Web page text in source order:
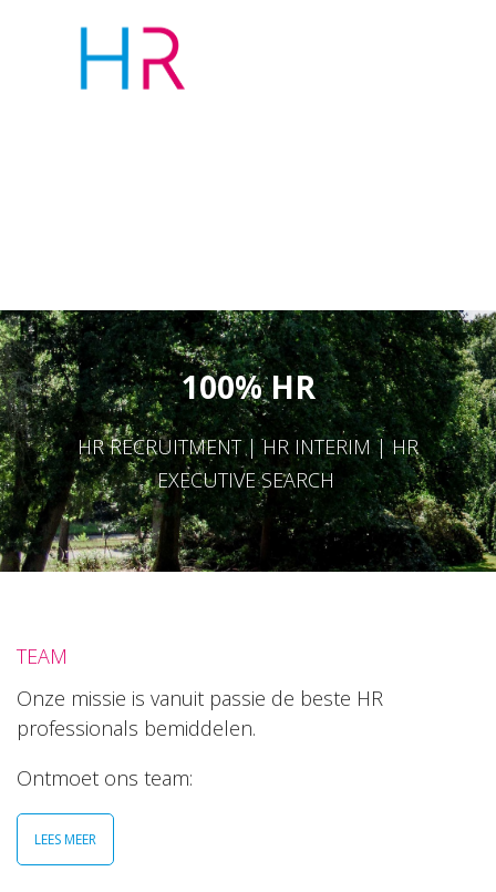
100% HR
HR RECRUITMENT | HR INTERIM | HR
EXECUTIVE SEARCH
TEAM
Onze missie is vanuit passie de beste HR
professionals bemiddelen.
Ontmoet ons team:
LEES MEER